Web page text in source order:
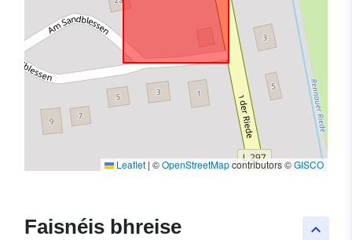
Leaflet | ©OpenStreetMapcontributors ©GISCO
keyboard_arrow_up
Faisnéis bhreise